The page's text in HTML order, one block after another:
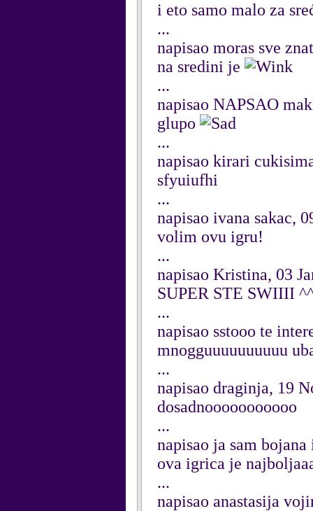
i eto samo malo za
...
napisao moras sve
na sredini je
...
napisao NAPSAO
glupo
...
napisao kirari
sfyuiufhi
...
napisao ivana sakac,
volim ovu igru!
...
napisao Kristina, 03
SUPER STE SWIIII
...
napisao sstooo te
mnogguuuuuuuuuu
...
napisao draginja, 19
dosadnooooooooooo
...
napisao ja sam
ova igrica je
...
napisao anastasija